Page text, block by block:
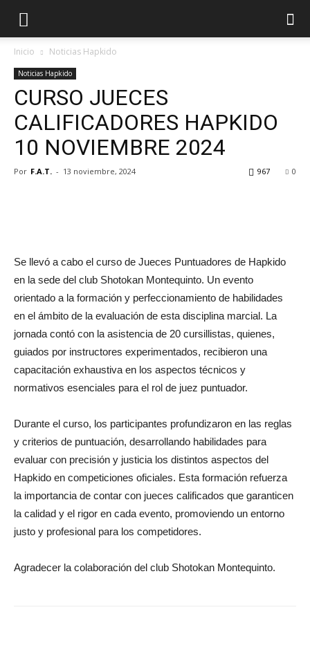
Inicio Noticias Hapkido
Noticias Hapkido
CURSO JUECES
CALIFICADORES HAPKIDO
10 NOVIEMBRE 2024
Por F.A.T. - 13 noviembre, 2024 0
967
Se llevó a cabo el curso de Jueces Puntuadores de Hapkido
en la sede del club Shotokan Montequinto. Un evento
orientado a la formación y perfeccionamiento de habilidades
en el ámbito de la evaluación de esta disciplina marcial. La
jornada contó con la asistencia de 20 cursillistas, quienes,
guiados por instructores experimentados, recibieron una
capacitación exhaustiva en los aspectos técnicos y
normativos esenciales para el rol de juez puntuador.
Durante el curso, los participantes profundizaron en las reglas
y criterios de puntuación, desarrollando habilidades para
evaluar con precisión y justicia los distintos aspectos del
Hapkido en competiciones oficiales. Esta formación refuerza
la importancia de contar con jueces calificados que garanticen
la calidad y el rigor en cada evento, promoviendo un entorno
justo y profesional para los competidores.
Agradecer la colaboración del club Shotokan Montequinto.